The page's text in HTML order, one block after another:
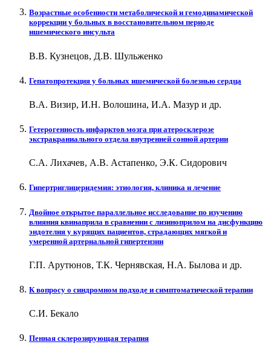
Возрастные особенности метаболической и гемодинамической
коррекции у больных в восстановительном периоде
ишемического инсульта
В.В. Кузнецов, Д.В. Шульженко
Гепатопротекция у больных ишемической болезнью сердца
В.А. Визир, И.Н. Волошина, И.А. Мазур и др.
Гетерогенность инфарктов мозга при атеросклерозе
экстракраниального отдела внутренней сонной артерии
С.А. Лихачев, А.В. Астапенко, Э.К. Сидорович
Гипертриглицеридемия: этиология, клиника и лечение
Двойное открытое параллельное исследование по изучению
влияния квинаприла в сравнении с лизиноприлом на дисфункцию
эндотелия у курящих пациентов, страдающих мягкой и
умеренной артериальной гипертензии
Г.П. Арутюнов, Т.К. Чернявская, Н.А. Былова и др.
К вопросу о синдромном подходе и симптоматической терапии
С.И. Бекало
Пенная склерозирующая терапия